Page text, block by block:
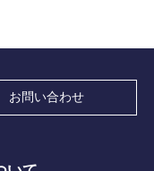
お問い合わせ